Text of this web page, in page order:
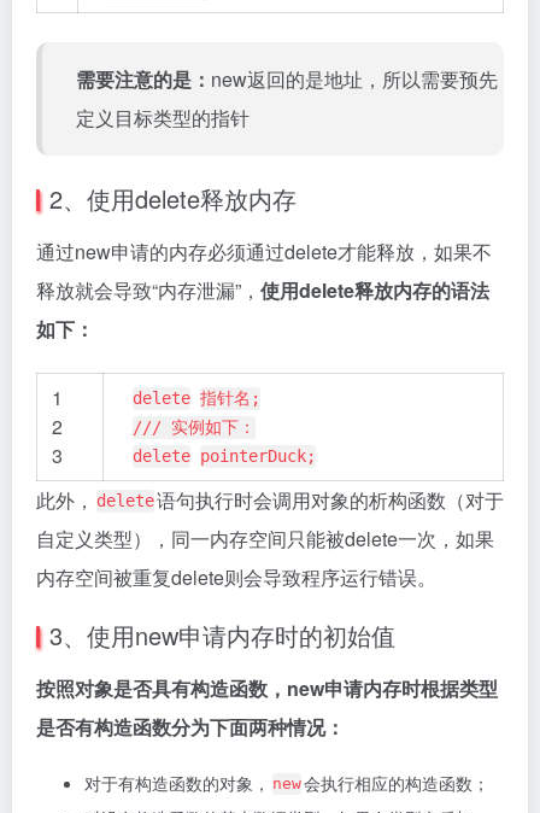
需要注意的是： new返回的是地址，所以需要预先
定义目标类型的指针
2、使用delete释放内存
通过new申请的内存必须通过delete才能释放，如果不
释放就会导致“内存泄漏”， 使用delete释放内存的语法
如下：
1
2
3
delete 指针名;
/// 实例如下：
delete pointerDuck;
此外， delete语句执行时会调用对象的析构函数（对于
自定义类型），同一内存空间只能被delete一次，如果
内存空间被重复delete则会导致程序运行错误。
3、使用new申请内存时的初始值
按照对象是否具有构造函数，new申请内存时根据类型
是否有构造函数分为下面两种情况：
对于有构造函数的对象， new会执行相应的构造函数；